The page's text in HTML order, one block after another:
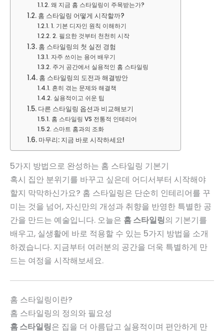
왜 지금 홈 스타일링이 주목받는가?
홈 스타일링 어떻게 시작할까?
1. 기본 디자인 원칙 이해하기
2. 필요한 것부터 천천히 시작
홈 스타일링의 첫 실전 경험
자주 쓰이는 용어 배우기
주거 공간에서 실용적인 홈 스타일링
홈 스타일링의 도전과 해결방안
흔히 겪는 문제와 해결책
실용적이고 쉬운 팁
다른 스타일링 옵션과 비교해보기
홈 스타일링 VS 전통적 인테리어
스마트 홈과의 조화
마무리: 지금 바로 시작하세요!
5가지 방법으로 완성하는 홈 스타일링 기본기
혹시 집안 분위기를 바꾸고 싶은데 어디서부터 시작해야
할지 막막하신가요? 홈 스타일링은 단순히 인테리어를 꾸
미는 것을 넘어, 자신만의 개성과 취향을 반영한 특별한 공
간을 만드는 예술입니다. 오늘은 홈 스타일링의 기본기를
배우고, 실생활에 바로 적용할 수 있는 5가지 방법을 소개
하겠습니다. 지금부터 여러분의 공간을 더욱 특별하게 만
드는 여정을 시작해보세요.
홈 스타일링이란?
홈 스타일링의 정의와 필요성
홈 스타일링은 집을 더 아름답고 실용적이며 편안하게 만